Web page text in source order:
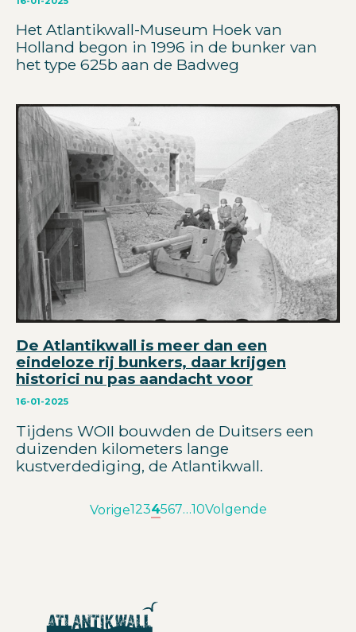
Het Atlantikwall-Museum Hoek van
Holland begon in 1996 in de bunker van
het type 625b aan de Badweg
De Atlantikwall is meer dan een
eindeloze rij bunkers, daar krijgen
historici nu pas aandacht voor
16-01-2025
Tijdens WOII bouwden de Duitsers een
duizenden kilometers lange
kustverdediging, de Atlantikwall.
Vorige1234567…10Volgende